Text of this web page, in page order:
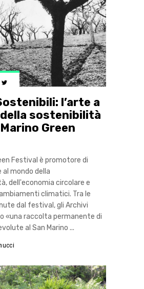
l’arte a
sostenibilità
Green
Festival è promotore di
mondo della
dell'economia circolare e
climatici. Tra le
dal festival, gli Archivi
«una raccolta permanente di
al San Marino